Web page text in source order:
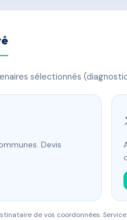
sélectionnés
Devis
de vos coordonnées.